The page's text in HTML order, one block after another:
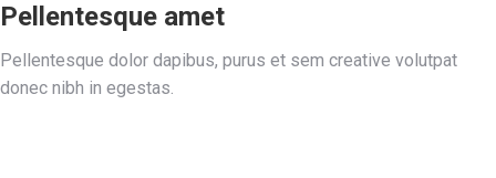
Pellentesque amet
Pellentesque dolor dapibus, purus et sem creative volutpat
donec nibh in egestas.